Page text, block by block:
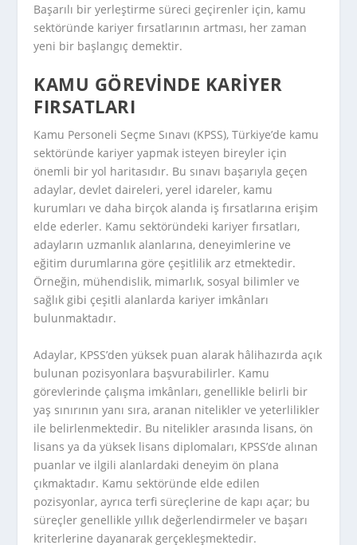
Başarılı bir yerleştirme süreci geçirenler için, kamu
sektöründe kariyer fırsatlarının artması, her zaman
yeni bir başlangıç demektir.
KAMU GÖREVINDE KARIYER
FIRSATLARI
Kamu Personeli Seçme Sınavı (KPSS), Türkiye’de kamu
sektöründe kariyer yapmak isteyen bireyler için
önemli bir yol haritasıdır. Bu sınavı başarıyla geçen
adaylar, devlet daireleri, yerel idareler, kamu
kurumları ve daha birçok alanda iş fırsatlarına erişim
elde ederler. Kamu sektöründeki kariyer fırsatları,
adayların uzmanlık alanlarına, deneyimlerine ve
eğitim durumlarına göre çeşitlilik arz etmektedir.
Örneğin, mühendislik, mimarlık, sosyal bilimler ve
sağlık gibi çeşitli alanlarda kariyer imkânları
bulunmaktadır.
Adaylar, KPSS’den yüksek puan alarak hâlihazırda açık
bulunan pozisyonlara başvurabilirler. Kamu
görevlerinde çalışma imkânları, genellikle belirli bir
yaş sınırının yanı sıra, aranan nitelikler ve yeterlilikler
ile belirlenmektedir. Bu nitelikler arasında lisans, ön
lisans ya da yüksek lisans diplomaları, KPSS’de alınan
puanlar ve ilgili alanlardaki deneyim ön plana
çıkmaktadır. Kamu sektöründe elde edilen
pozisyonlar, ayrıca terfi süreçlerine de kapı açar; bu
süreçler genellikle yıllık değerlendirmeler ve başarı
kriterlerine dayanarak gerçekleşmektedir.